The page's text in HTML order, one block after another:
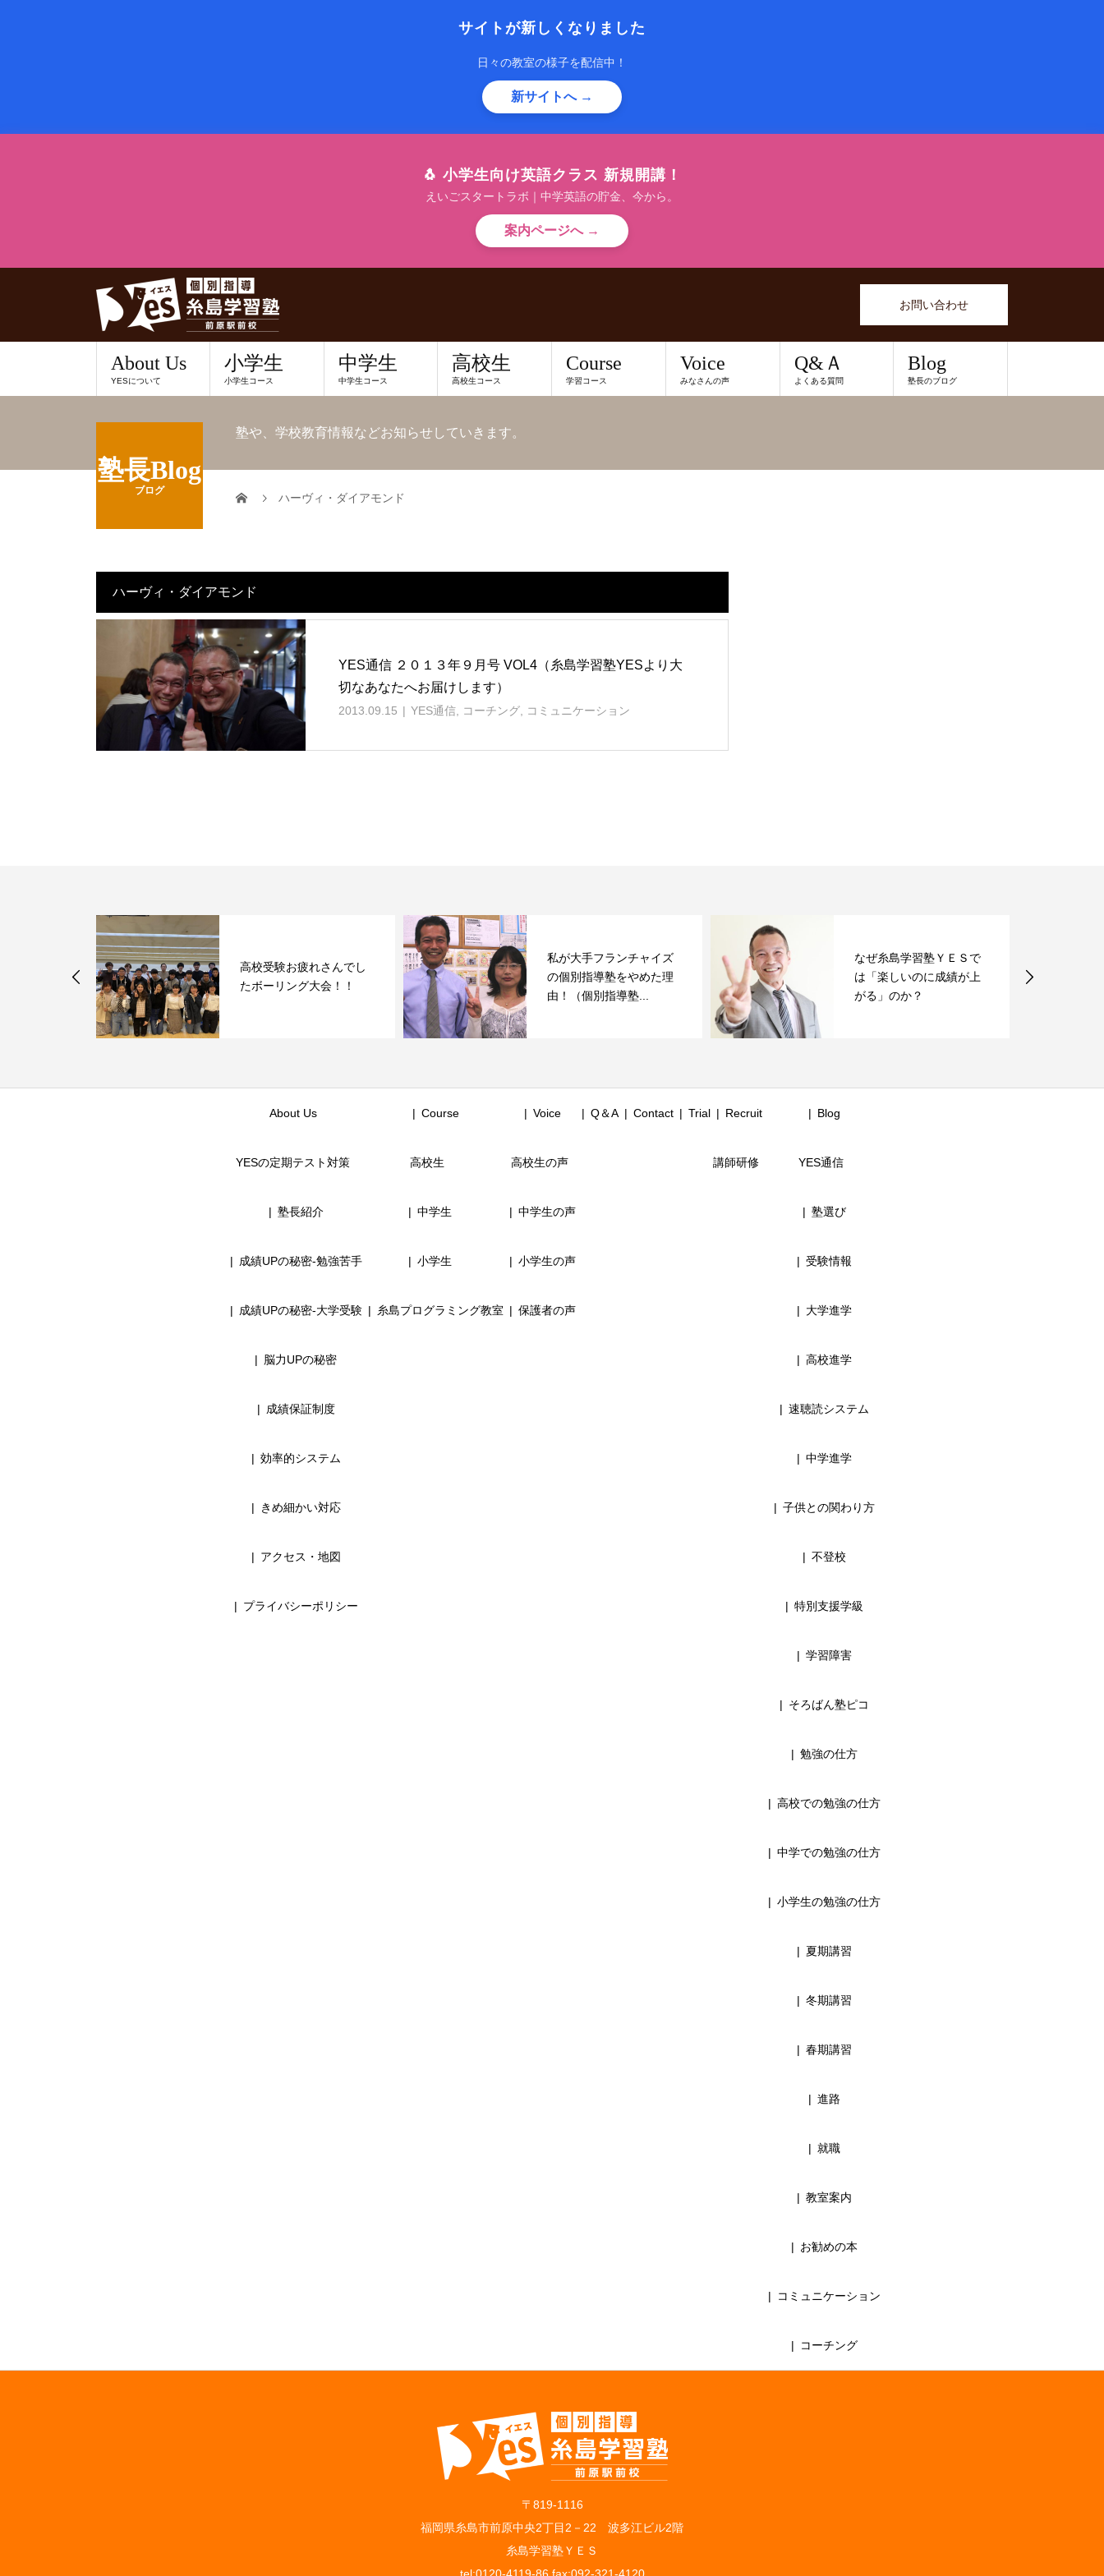
サイトが新しくなりました
日々の教室の様子を配信中！
新サイトへ →
🐧 小学生向け英語クラス 新規開講！
えいごスタートラボ｜中学英語の貯金、今から。
案内ページへ →
お問い合わせ
About Us
YESについて
小学生
小学生コース
中学生
中学生コース
高校生
高校生コース
Course
学習コース
Voice
みなさんの声
Q&Ａ
よくある質問
Blog
塾長のブログ
塾長Blog
ブログ
塾や、学校教育情報などお知らせしていきます。
ハーヴィ・ダイアモンド
ハーヴィ・ダイアモンド
YES通信 ２０１３年９月号 VOL4（糸島学習塾YESより大
切なあなたへお届けします）
2013.09.15 YES通信, コーチング, コミュニケーション
高校受験お疲れさんでし
たボーリング大会！！
私が大手フランチャイズ
の個別指導塾をやめた理
由！（個別指導塾...
なぜ糸島学習塾ＹＥＳで
は「楽しいのに成績が上
がる」のか？
About Us
YESの定期テスト対策
塾長紹介
成績UPの秘密-勉強苦手
成績UPの秘密-大学受験
脳力UPの秘密
成績保証制度
効率的システム
きめ細かい対応
アクセス・地図
プライバシーポリシー
Course
高校生
中学生
小学生
糸島プログラミング教室
Voice
高校生の声
中学生の声
小学生の声
保護者の声
Q＆A Contact Trial Recruit
講師研修
Blog
YES通信
塾選び
受験情報
大学進学
高校進学
速聴読システム
中学進学
子供との関わり方
不登校
特別支援学級
学習障害
そろばん塾ピコ
勉強の仕方
高校での勉強の仕方
中学での勉強の仕方
小学生の勉強の仕方
夏期講習
冬期講習
春期講習
進路
就職
教室案内
お勧めの本
コミュニケーション
コーチング
〒819‐1116
福岡県糸島市前原中央2丁目2－22 波多江ビル2階
糸島学習塾ＹＥＳ
tel:0120-4119-86 fax:092-321-4120